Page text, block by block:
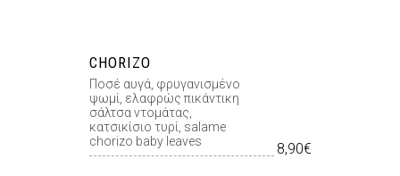
CHORIZO
Ποσέ αυγά, φρυγανισµένο
ψωµί, ελαφρώς πικάντικη
σάλτσα ντοµάτας,
κατσικίσιο τυρί, salame
chorizo baby leaves
8,90€